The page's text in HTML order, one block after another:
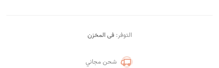
التوفر: فى المخزن
شحن مجاني